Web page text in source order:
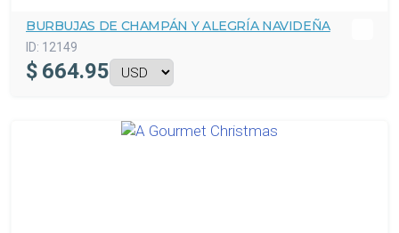
BURBUJAS DE CHAMPÁN Y ALEGRÍA NAVIDEÑA
ID: 12149
$ 664.95